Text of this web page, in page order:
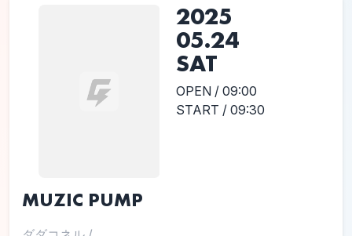
2025
05.24
SAT
OPEN / 09:00
START / 09:30
MUZIC PUMP